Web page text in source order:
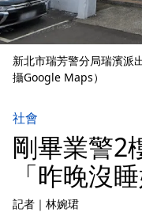
新北市瑞芳警分局瑞濱派
攝Google Maps）
社會
剛畢業警
「昨晚沒
記者 ｜ 林婉珺